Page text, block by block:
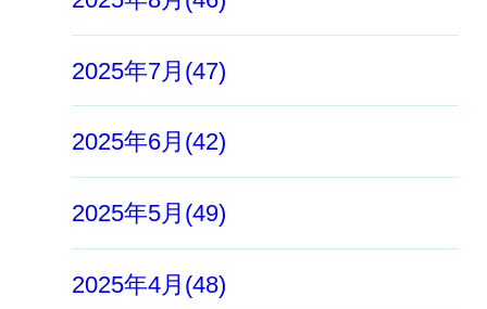
2025年7月(47)
2025年6月(42)
2025年5月(49)
2025年4月(48)